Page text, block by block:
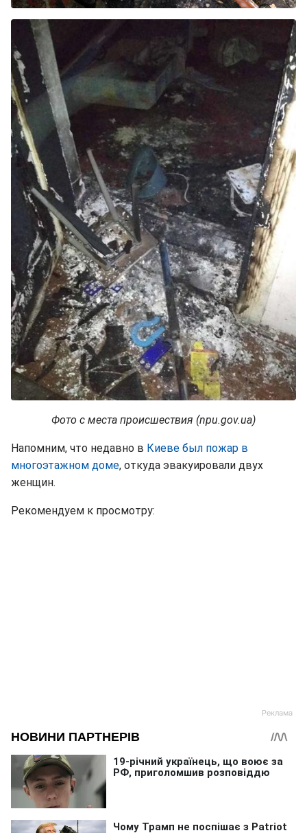
Фото с места происшествия (npu.gov.ua)
Напомним, что недавно в Киеве был пожар в
многоэтажном доме, откуда эвакуировали двух
женщин.
Рекомендуем к просмотру: